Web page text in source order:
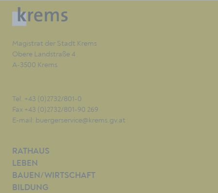
Magistrat der Stadt Krems
Obere Landstraße 4
A-3500 Krems
Tel. +43 (0)2732/801-0
Fax +43 (0)2732/801-90 269
E-mail: buergerservice@krems.gv.at
RATHAUS
LEBEN
BAUEN/WIRTSCHAFT
BILDUNG